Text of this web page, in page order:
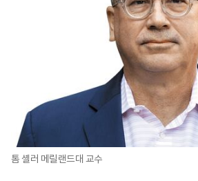
톰 셸러 메릴랜드대 교수